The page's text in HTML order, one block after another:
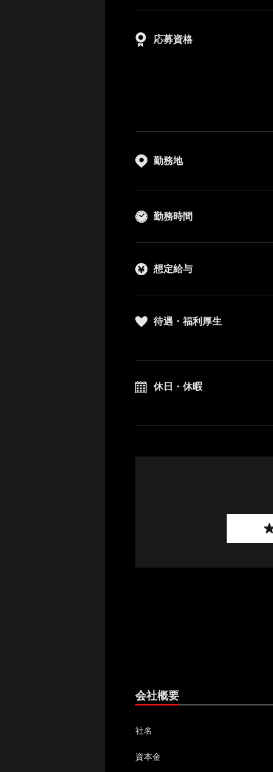
応募資格
勤務地
勤務時間
想定給与
待遇・福利厚生
休日・休暇
会社概要
社名
資本金